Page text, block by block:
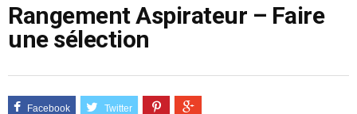
Rangement Aspirateur – Faire
une sélection